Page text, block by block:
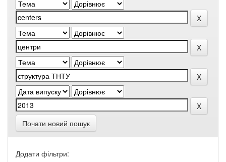
Почати новий пошук
Додати фільтри: